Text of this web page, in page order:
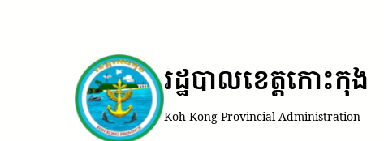
រដ្ឋបាលខេត្តកោះកុង
Koh Kong Provincial Administration